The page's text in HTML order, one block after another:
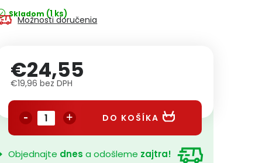
Skladom (1 ks)
Možnosti doručenia
€24,55
€19,96 bez DPH
DO KOŠÍKA
Objednajte dnes a odošleme zajtra!